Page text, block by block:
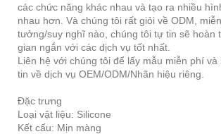
các chức năng khác nhau và tạo ra nhiều
nhau hơn. Và chúng tôi rất giỏi về ODM,
tưởng/suy nghĩ nào, chúng tôi tự tin sẽ hoàn
gian ngắn với các dịch vụ tốt nhất.
Liên hệ với chúng tôi để lấy mẫu miễn phí và
tin về dịch vụ OEM/ODM/Nhãn hiệu riêng.
Đặc trưng
Loại vật liệu: Silicone
Kết cấu: Mịn màng